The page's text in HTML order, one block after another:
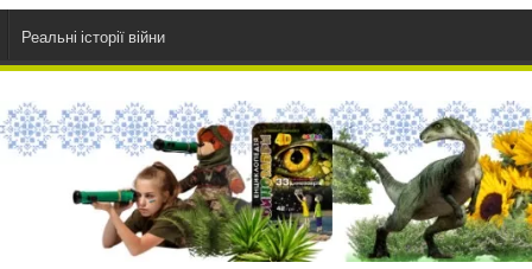
Реальні історії війни